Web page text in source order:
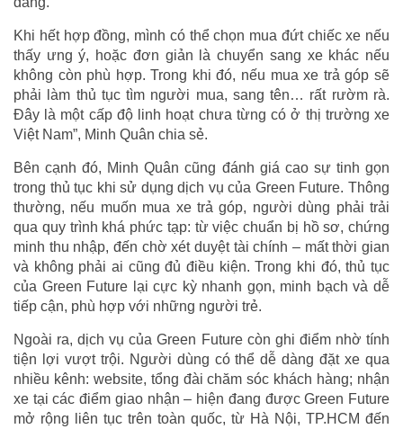
Khi hết hợp đồng, mình có thể chọn mua đứt chiếc xe nếu
thấy ưng ý, hoặc đơn giản là chuyển sang xe khác nếu
không còn phù hợp. Trong khi đó, nếu mua xe trả góp sẽ
phải làm thủ tục tìm người mua, sang tên… rất rườm rà.
Đây là một cấp độ linh hoạt chưa từng có ở thị trường xe
Việt Nam”, Minh Quân chia sẻ.
Bên cạnh đó, Minh Quân cũng đánh giá cao sự tinh gọn
trong thủ tục khi sử dụng dịch vụ của Green Future. Thông
thường, nếu muốn mua xe trả góp, người dùng phải trải
qua quy trình khá phức tạp: từ việc chuẩn bị hồ sơ, chứng
minh thu nhập, đến chờ xét duyệt tài chính – mất thời gian
và không phải ai cũng đủ điều kiện. Trong khi đó, thủ tục
của Green Future lại cực kỳ nhanh gọn, minh bạch và dễ
tiếp cận, phù hợp với những người trẻ.
Ngoài ra, dịch vụ của Green Future còn ghi điểm nhờ tính
tiện lợi vượt trội. Người dùng có thể dễ dàng đặt xe qua
nhiều kênh: website, tổng đài chăm sóc khách hàng; nhận
xe tại các điểm giao nhận – hiện đang được Green Future
mở rộng liên tục trên toàn quốc, từ Hà Nội, TP.HCM đến